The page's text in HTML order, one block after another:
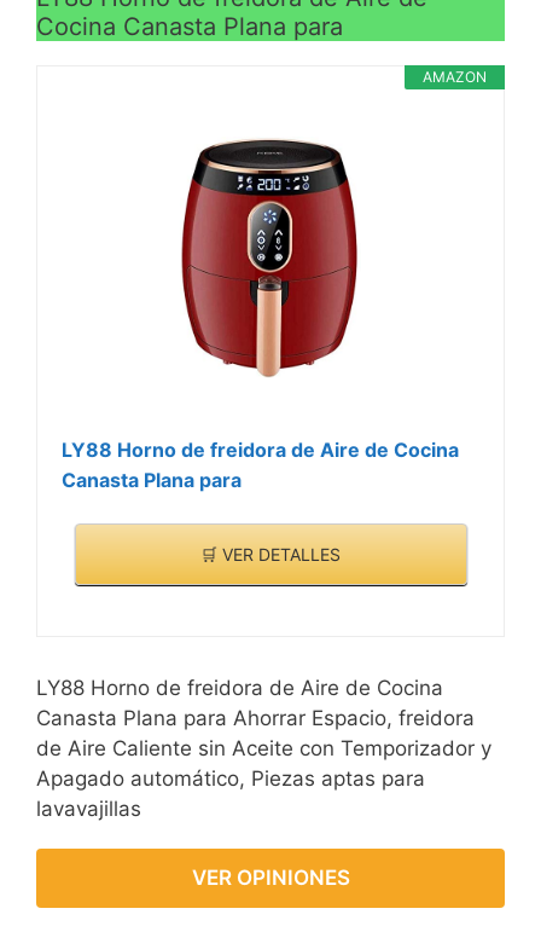
Cocina Canasta Plana para
AMAZON
LY88 Horno de freidora de Aire de Cocina
Canasta Plana para
🛒 VER DETALLES
LY88 Horno de freidora de Aire de Cocina
Canasta Plana para Ahorrar Espacio, freidora
de Aire Caliente sin Aceite con Temporizador y
Apagado automático, Piezas aptas para
lavavajillas
VER OPINIONES